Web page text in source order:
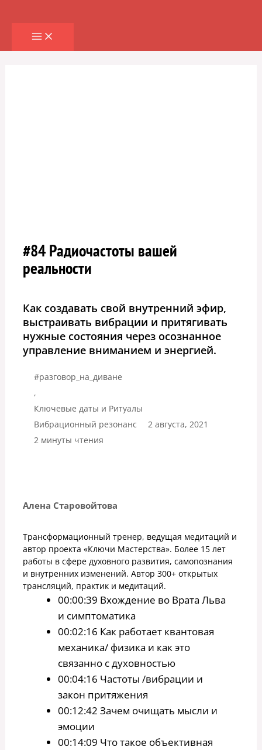
содержимому
#84 Радиочастоты вашей
реальности
Как создавать свой внутренний эфир,
выстраивать вибрации и притягивать
нужные состояния через осознанное
управление вниманием и энергией.
#разговор_на_диване
,
Ключевые даты и Ритуалы
Вибрационный резонанс
2 августа, 2021
2 минуты чтения
Алена Старовойтова
Трансформационный тренер, ведущая медитаций и
автор проекта «Ключи Мастерства». Более 15 лет
работы в сфере духовного развития, самопознания
и внутренних изменений. Автор 300+ открытых
трансляций, практик и медитаций.
00:00:39 Вхождение во Врата Льва
и симптоматика
00:02:16 Как работает квантовая
механика/ физика и как это
связанно с духовностью
00:04:16 Частоты /вибрации и
закон притяжения
00:12:42 Зачем очищать мысли и
эмоции
00:14:09 Что такое объективная